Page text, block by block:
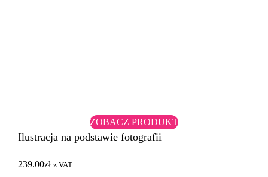
ZOBACZ PRODUKT
Ilustracja na podstawie fotografii
239.00zł z VAT